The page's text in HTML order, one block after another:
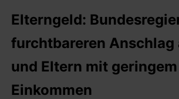
Elterngeld:
furchtbareren Anschlag
und Eltern mit geringem
Einkommen